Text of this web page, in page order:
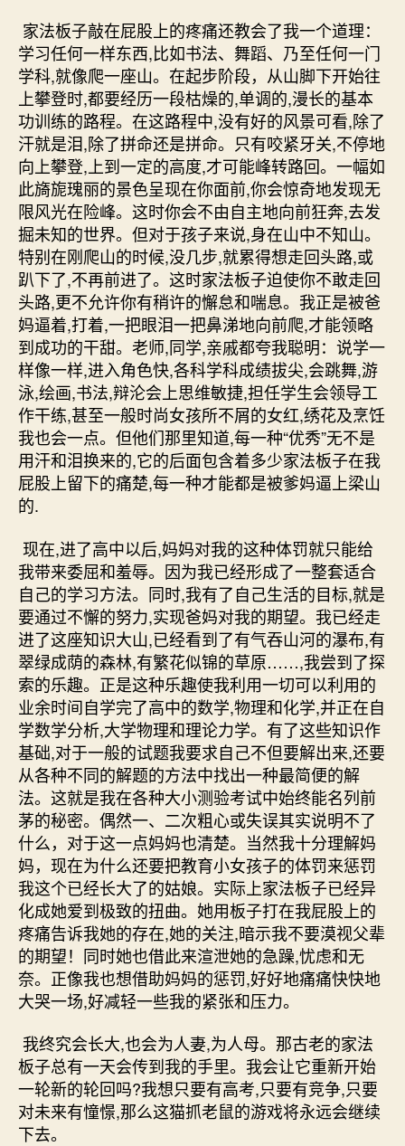
家法板子敲在屁股上的疼痛还教会了我一个道理：
学习任何一样东西,比如书法、舞蹈、乃至任何一门
学科,就像爬一座山。在起步阶段，从山脚下开始往
上攀登时,都要经历一段枯燥的,单调的,漫长的基本
功训练的路程。在这路程中,没有好的风景可看,除了
汗就是泪,除了拼命还是拼命。只有咬紧牙关,不停地
向上攀登,上到一定的高度,才可能峰转路回。一幅如
此旖旎瑰丽的景色呈现在你面前,你会惊奇地发现无
限风光在险峰。这时你会不由自主地向前狂奔,去发
掘未知的世界。但对于孩子来说,身在山中不知山。
特别在刚爬山的时候,没几步,就累得想走回头路,或
趴下了,不再前进了。这时家法板子迫使你不敢走回
头路,更不允许你有稍许的懈怠和喘息。我正是被爸
妈逼着,打着,一把眼泪一把鼻涕地向前爬,才能领略
到成功的干甜。老师,同学,亲戚都夸我聪明：说学一
样像一样,进入角色快,各科学科成绩拔尖,会跳舞,游
泳,绘画,书法,辩沦会上思维敏捷,担任学生会领导工
作干练,甚至一般时尚女孩所不屑的女红,绣花及烹饪
我也会一点。但他们那里知道,每一种“优秀”无不是
用汗和泪换来的,它的后面包含着多少家法板子在我
屁股上留下的痛楚,每一种才能都是被爹妈逼上梁山
的.
现在,进了高中以后,妈妈对我的这种体罚就只能给
我带来委屈和羞辱。因为我已经形成了一整套适合
自己的学习方法。同时,我有了自己生活的目标,就是
要通过不懈的努力,实现爸妈对我的期望。我已经走
进了这座知识大山,已经看到了有气吞山河的瀑布,有
翠绿成荫的森林,有繁花似锦的草原……,我尝到了探
索的乐趣。正是这种乐趣使我利用一切可以利用的
业余时间自学完了高中的数学,物理和化学,并正在自
学数学分析,大学物理和理论力学。有了这些知识作
基础,对于一般的试题我要求自己不但要解出来,还要
从各种不同的解题的方法中找出一种最简便的解
法。这就是我在各种大小测验考试中始终能名列前
茅的秘密。偶然一、二次粗心或失误其实说明不了
什么，对于这一点妈妈也清楚。当然我十分理解妈
妈，现在为什么还要把教育小女孩子的体罚来惩罚
我这个已经长大了的姑娘。实际上家法板子已经异
化成她爱到极致的扭曲。她用板子打在我屁股上的
疼痛告诉我她的存在,她的关注,暗示我不要漠视父辈
的期望！同时她也借此来渲泄她的急躁,忧虑和无
奈。正像我也想借助妈妈的惩罚,好好地痛痛快快地
大哭一场,好减轻一些我的紧张和压力。
我终究会长大,也会为人妻,为人母。那古老的家法
板子总有一天会传到我的手里。我会让它重新开始
一轮新的轮回吗?我想只要有高考,只要有竞争,只要
对未来有憧憬,那么这猫抓老鼠的游戏将永远会继续
下去。